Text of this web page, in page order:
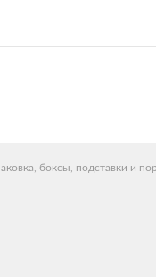
боксы, подставки и